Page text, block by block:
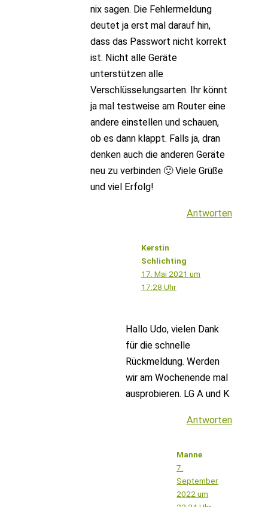
nix sagen. Die Fehlermeldung
deutet ja erst mal darauf hin,
dass das Passwort nicht korrekt
ist. Nicht alle Geräte
unterstützen alle
Verschlüsselungsarten. Ihr könnt
ja mal testweise am Router eine
andere einstellen und schauen,
ob es dann klappt. Falls ja, dran
denken auch die anderen Geräte
neu zu verbinden 🙂 Viele Grüße
und viel Erfolg!
Antworten
Kerstin
Schlichting
17. Mai 2021 um
17:28 Uhr
Hallo Udo, vielen Dank
für die schnelle
Rückmeldung. Werden
wir am Wochenende mal
ausprobieren. LG A und K
Antworten
Manne
7.
September
2022 um